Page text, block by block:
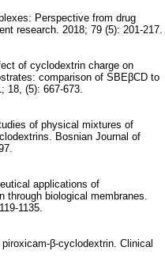
Perspective from drug
research. 2018; 79 (5): 201-217.
of cyclodextrin charge on
comparison of SBEβCD to
18, (5): 667-673.
of physical mixtures of
Bosnian Journal of
applications of
biological membranes.
1135.
β-cyclodextrin. Clinical